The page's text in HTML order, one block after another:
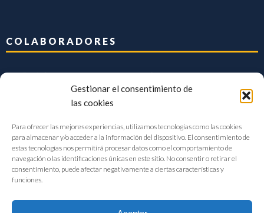
Gestionar el consentimiento de
las cookies
Para ofrecer las mejores experiencias, utilizamos tecnologías como las cookies
para almacenar y/o acceder a la información del dispositivo. El consentimiento de
estas tecnologías nos permitirá procesar datos como el comportamiento de
navegación o las identificaciones únicas en este sitio. No consentir o retirar el
consentimiento, puede afectar negativamente a ciertas características y
funciones.
COLABORADORES